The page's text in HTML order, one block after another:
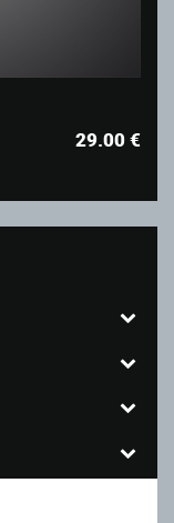
29.00€